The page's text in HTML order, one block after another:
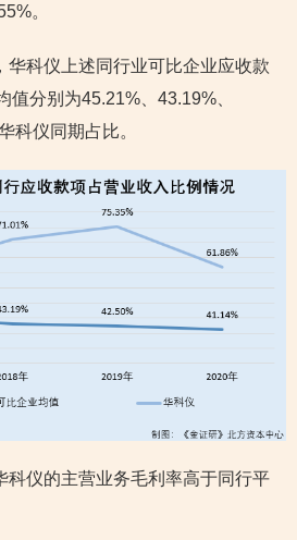
。
华科仪上述同行业可比企业应收款
值分别为45.21%、43.19%、
科仪同期占比。
科仪的主营业务毛利率高于同行平